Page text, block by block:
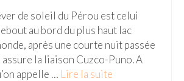
de soleil du Pérou est celui
au bord du plus haut lac
après une courte nuit passée
assure la liaison Cuzco-Puno. A
appelle … Lire la suite­­